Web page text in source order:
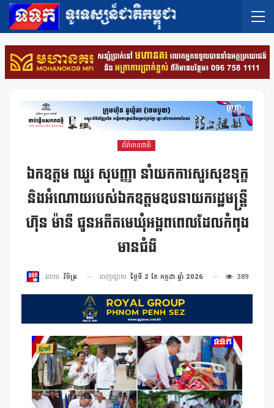
ព័ត៌មានជាតិ
ឯកឧត្តម ឈួរ សុបញ្ញា នាំយកការសួរសុខទុក្ខ
និងអំណោយរបស់ឯកឧត្តមឧបនាយករដ្ឋមន្ត្រី
ហ៊ុន ម៉ានី ជូនអតីតមេឃុំអង្គពពេលដែលកំពុង
មានជំងឺ
ដោយ វិចិត្រ ចេញផ្សាយ ថ្ងៃទី 2 ខែ កក្កដា ឆ្នាំ 2026 389